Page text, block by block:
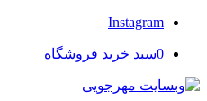
Instagram
0سبد خرید فروشگاه